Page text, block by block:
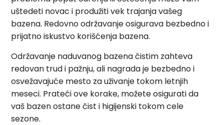
uštedeti novac i produžiti vek trajanja vašeg
bazena. Redovno održavanje osigurava bezbedno i
prijatno iskustvo korišćenja bazena.
Održavanje naduvanog bazena čistim zahteva
redovan trud i pažnju, ali nagrada je bezbedno i
osvežavajuće mesto za uživanje tokom letnjih
meseci. Prateći ove korake, možete osigurati da
vaš bazen ostane čist i higijenski tokom cele
sezone.